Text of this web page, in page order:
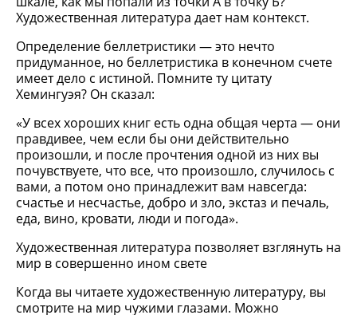
Художественная литература дает нам контекст.
Определение беллетристики — это нечто
придуманное, но беллетристика в конечном счете
имеет дело с истиной. Помните ту цитату
Хемингуэя? Он сказал:
«У всех хороших книг есть одна общая черта — они
правдивее, чем если бы они действительно
произошли, и после прочтения одной из них вы
почувствуете, что все, что произошло, случилось с
вами, а потом оно принадлежит вам навсегда:
счастье и несчастье, добро и зло, экстаз и печаль,
еда, вино, кровати, люди и погода».
Художественная литература позволяет взглянуть на
мир в совершенно ином свете
Когда вы читаете художественную литературу, вы
смотрите на мир чужими глазами. Можно